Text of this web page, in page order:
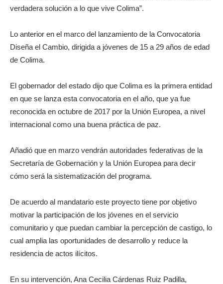
verdadera solución a lo que vive Colima”.
Lo anterior en el marco del lanzamiento de la Convocatoria
Diseña el Cambio, dirigida a jóvenes de 15 a 29 años de edad
de Colima.
El gobernador del estado dijo que Colima es la primera entidad
en que se lanza esta convocatoria en el año, que ya fue
reconocida en octubre de 2017 por la Unión Europea, a nivel
internacional como una buena práctica de paz.
Añadió que en marzo vendrán autoridades federativas de la
Secretaría de Gobernación y la Unión Europea para decir
cómo será la sistematización del programa.
De acuerdo al mandatario este proyecto tiene por objetivo
motivar la participación de los jóvenes en el servicio
comunitario y que puedan cambiar la percepción de castigo, lo
cual amplia las oportunidades de desarrollo y reduce la
residencia de actos ilícitos.
En su intervención, Ana Cecilia Cárdenas Ruiz Padilla,